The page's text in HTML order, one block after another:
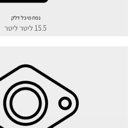
נפח מיכל דלק
15.5 ליטר ליטר